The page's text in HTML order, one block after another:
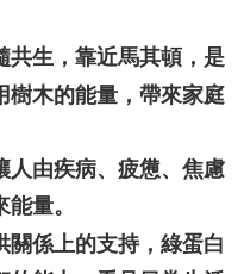
共生，靠近馬其頓，是
樹木的能量，帶來家庭
人由疾病、疲憊、焦慮
量。
關係上的支持，綠蛋白